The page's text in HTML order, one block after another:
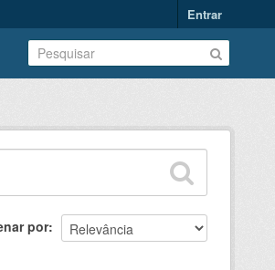
Entrar
por